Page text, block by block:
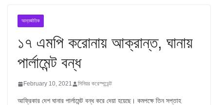
আন্তর্জাতিক
১৭ এমপি করোনায় আক্রান্ত, ঘানায়
পার্লামেন্ট বন্ধ
February 10, 2021 সিনিয়র করেস্পন্ডেন্ট
আফ্রিকার দেশ ঘানার পার্লামেন্ট বন্ধ করে দেয়া হয়েছে। কমপক্ষে তিন সপ্তাহ